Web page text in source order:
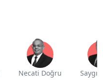
Necati Doğru Saygı